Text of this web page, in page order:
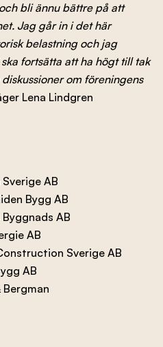
bli ännu bättre på att
Jag går in i det här
belastning och jag
fortsätta att ha högt till tak
om föreningens
Lena Lindgren
Sverige AB
Nåiden Bygg AB
AB
AB
Sverige AB
Bygg AB
Bergman